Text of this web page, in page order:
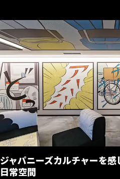
ジャパニーズカルチャーを
日常空間